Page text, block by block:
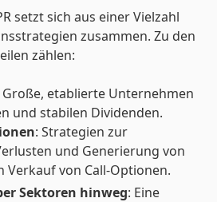
setzt sich aus einer Vielzahl
zusammen. Zu den
zählen:
Große, etablierte Unternehmen
und stabilen Dividenden.
: Strategien zur
und Generierung von
Verkauf von Call-Optionen.
Sektoren hinweg: Eine